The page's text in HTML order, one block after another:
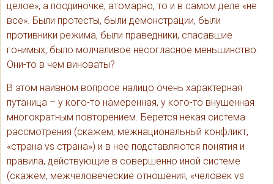
целое», а поодиночке, атомарно, то и в самом деле «не
все». Были протесты, были демонстрации, были
противники режима, были праведники, спасавшие
гонимых, было молчаливое несогласное меньшинство.
Они-то в чем виноваты?
В этом наивном вопросе налицо очень характерная
путаница – у кого-то намеренная, у кого-то внушенная
многократным повторением. Берется некая система
рассмотрения (скажем, межнациональный конфликт,
«страна vs страна») и в нее подставляются понятия и
правила, действующие в совершенно иной системе
(скажем, межчеловеческие отношения, «человек vs